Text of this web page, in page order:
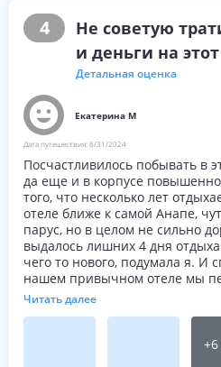
4
Не советую
и деньги на
Детальная оценка
Екатерина М
Дата путешествия:8/31/2024
Посчастливилось побывать в
да еще и в корпусе
того, что несколько лет
отеле ближе к самой Анапе,
парус, но в целом не сильно
выдалось лишних 4 дня
чего то нового, подумала я. И
нашем привычном отеле мы
Приехали и отметили , какая
ухоженная , много зелени и
мы пришли на заселение , и
Читать далее
+6